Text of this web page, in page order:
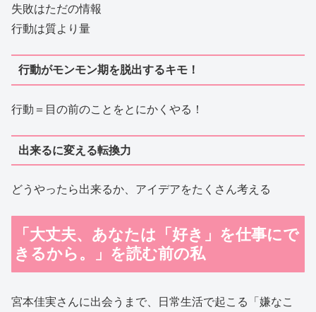
失敗はただの情報
行動は質より量
行動がモンモン期を脱出するキモ！
行動＝目の前のことをとにかくやる！
出来るに変える転換力
どうやったら出来るか、アイデアをたくさん考える
「大丈夫、あなたは「好き」を仕事にで
きるから。」を読む前の私
宮本佳実さんに出会うまで、日常生活で起こる「嫌なこ